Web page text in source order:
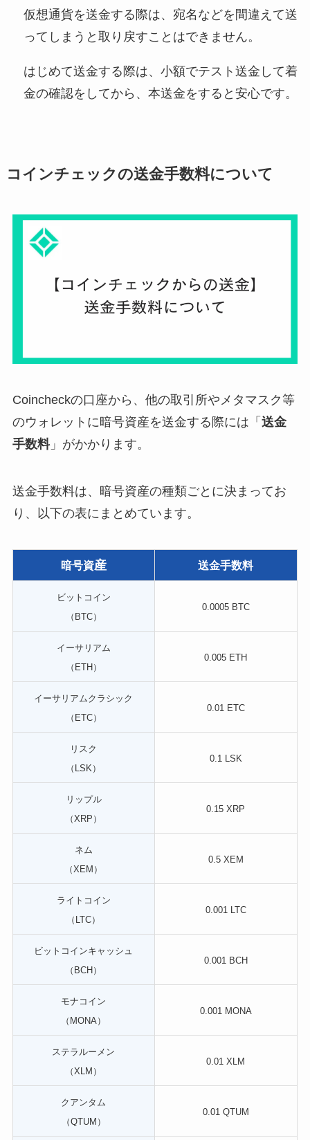
仮想通貨を送金する際は、宛名などを間違えて送
ってしまうと取り戻すことはできません。
はじめて送金する際は、小額でテスト送金して着
金の確認をしてから、本送金をすると安心です。
コインチェックの送金手数料について
Coincheckの口座から、他の取引所やメタマスク等
のウォレットに暗号資産を送金する際には「 送金
手数料」がかかります。
送金手数料は、暗号資産の種類ごとに決まってお
り、以下の表にまとめています。
暗号資産 送金手数料
ビットコイン
（BTC）
0.0005 BTC
イーサリアム
（ETH）
0.005 ETH
イーサリアムクラシック
（ETC）
0.01 ETC
リスク
（LSK）
0.1 LSK
リップル
（XRP）
0.15 XRP
ネム
（XEM）
0.5 XEM
ライトコイン
（LTC）
0.001 LTC
ビットコインキャッシュ
（BCH）
0.001 BCH
モナコイン
（MONA）
0.001 MONA
ステラルーメン
（XLM）
0.01 XLM
クアンタム
（QTUM）
0.01 QTUM